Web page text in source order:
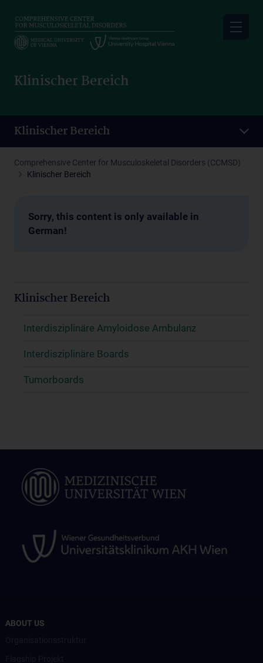
main
content
Klinischer Bereich
Klinischer Bereich
Comprehensive Center for Musculoskeletal Disorders (CCMSD)
Klinischer Bereich
Sorry, this content is only available in
German!
Klinischer Bereich
Interdisziplinäre Amyloidose Ambulanz
Interdisziplinäre Boards
Tumorboards
ABOUT US